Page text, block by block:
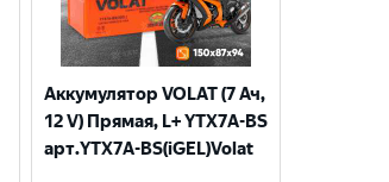
Аккумулятор VOLAT (7 Ач,
12 V) Прямая, L+ YTX7A-BS
арт.YTX7A-BS(iGEL)Volat